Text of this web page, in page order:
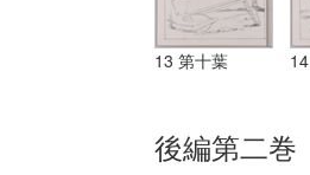
13 第十葉
後編第二巻